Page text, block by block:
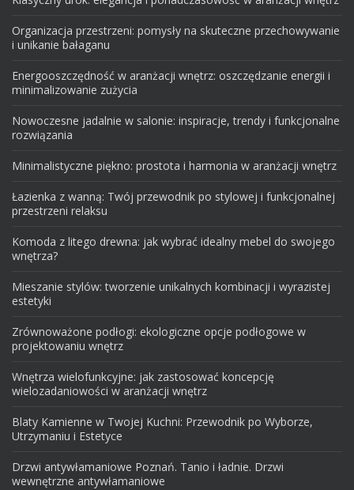
Organizacja przestrzeni: pomysły na skuteczne przechowywanie
i unikanie bałaganu
Energooszczędność w aranżacji wnętrz: oszczędzanie energii i
minimalizowanie zużycia
Nowoczesne jadalnie w salonie: inspiracje, trendy i funkcjonalne
rozwiązania
Minimalistyczne piękno: prostota i harmonia w aranżacji wnętrz
Łazienka z wanną: Twój przewodnik po stylowej i funkcjonalnej
przestrzeni relaksu
Komoda z litego drewna: jak wybrać idealny mebel do swojego
wnętrza?
Mieszanie stylów: tworzenie unikalnych kombinacji i wyrazistej
estetyki
Zrównoważone podłogi: ekologiczne opcje podłogowe w
projektowaniu wnętrz
Wnętrza wielofunkcyjne: jak zastosować koncepcję
wielozadaniowości w aranżacji wnętrz
Blaty Kamienne w Twojej Kuchni: Przewodnik po Wyborze,
Utrzymaniu i Estetyce
Drzwi antywłamaniowe Poznań. Tanio i ładnie. Drzwi
wewnętrzne antywłamaniowe